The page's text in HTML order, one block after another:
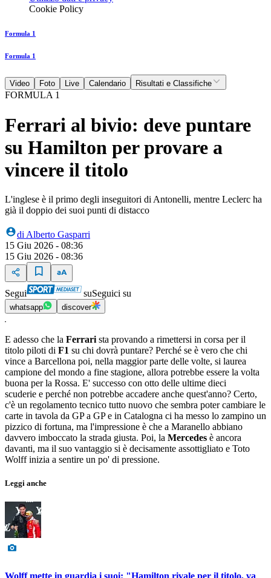
Cookie Policy
Formula 1
Formula 1
Video Foto Live Calendario Risultati e Classifiche
FORMULA 1
Ferrari al bivio: deve puntare
su Hamilton per provare a
vincere il titolo
L'inglese è il primo degli inseguitori di Antonelli, mentre Leclerc ha
già il doppio dei suoi punti di distacco
di Alberto Gasparri
15 Giu 2026 - 08:36
15 Giu 2026 - 08:36
Segui suSeguici su
whatsapp discover
E adesso che la Ferrari sta provando a rimettersi in corsa per il
titolo piloti di F1 su chi dovrà puntare? Perché se è vero che chi
vince a Barcellona poi, nella maggior parte delle volte, si laurea
campione del mondo a fine stagione, allora potrebbe essere la volta
buona per la Rossa. E' successo con otto delle ultime dieci
scuderie e perché non potrebbe accadere anche quest'anno? Certo,
c'è un regolamento tecnico tutto nuovo che sembra poter cambiare le
carte in tavola da GP a GP e in Catalogna ci ha messo lo zampino un
pizzico di fortuna, ma l'impressione è che a Maranello abbiano
davvero imboccato la strada giusta. Poi, la Mercedes è ancora
davanti, ma il suo vantaggio si è decisamente assottigliato e Toto
Wolff inizia a sentire un po' di pressione.
Leggi anche
Wolff mette in guardia i suoi: "Hamilton rivale per il titolo, va